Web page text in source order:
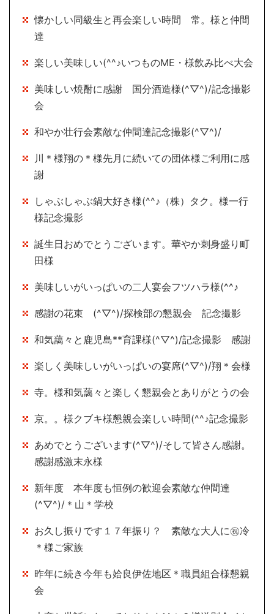
懐かしい同級生と再会楽しい時間 常。様と仲間
達
楽しい美味しい(^^♪いつものME・様飲み比べ大会
美味しい焼酎に感謝 国分酒造様(^▽^)/記念撮影
会
和やか壮行会素敵な仲間達記念撮影(^▽^)/
川＊様翔の＊様先月に続いての団体様ご利用に感
謝
しゃぶしゃぶ鍋大好き様(^^♪（株）タク。様一行
様記念撮影
誕生日おめでとうございます。華やか刺身盛り町
田様
美味しいがいっぱいの二人宴会フツハラ様(^^♪
感謝の花束 (^▽^)/探検部の懇親会 記念撮影
和気藹々と鹿児島**育課様(^▽^)/記念撮影 感謝
楽しく美味しいがいっぱいの宴席(^▽^)/翔＊会様
寺。様和気藹々と楽しく懇親会とありがとうの会
京。。様クブキ様懇親会楽しい時間(^^♪記念撮影
あめでとうございます(^▽^)/そして皆さん感謝。
感謝感激末永様
新年度 本年度も恒例の歓迎会素敵な仲間達
(^▽^)/＊山＊学校
お久し振りです１７年振り？ 素敵な大人に㊗冷
＊様ご家族
昨年に続き今年も姶良伊佐地区＊職員組合様懇親
会